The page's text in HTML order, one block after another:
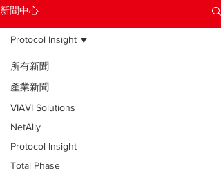
新聞中心
所有新聞
產業新聞
VIAVI Solutions
NetAlly
Protocol Insight
Total Phase
Protocol Insight